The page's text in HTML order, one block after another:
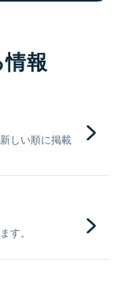
報
しい順に掲載
す。